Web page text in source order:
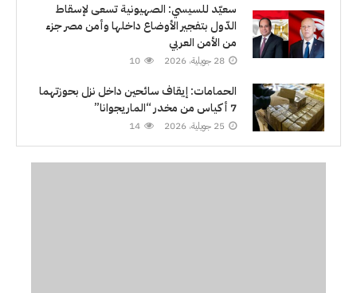
سعيّد للسيسي: الصهيونية تسعى لإسقاط
الدّول بتفجير الأوضاع داخلها وأمن مصر جزء
من الأمن العربي
28 جويلية، 2026 10
الحمامات: إيقاف سائحين داخل نزل بحوزتهما
7 أكياس من مخدر “الماريجوانا”
25 جويلية، 2026 14